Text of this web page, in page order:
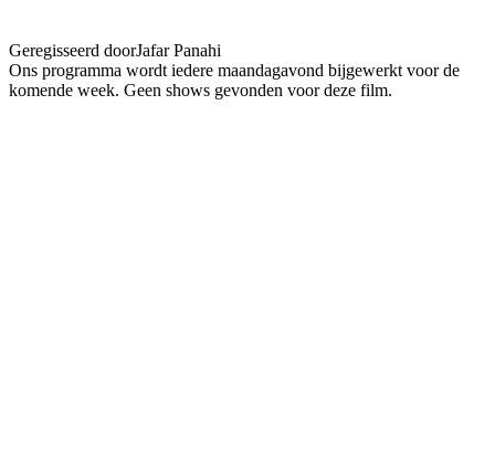
Geregisseerd doorJafar Panahi
Ons programma wordt iedere maandagavond bijgewerkt voor de
komende week. Geen shows gevonden voor deze film.